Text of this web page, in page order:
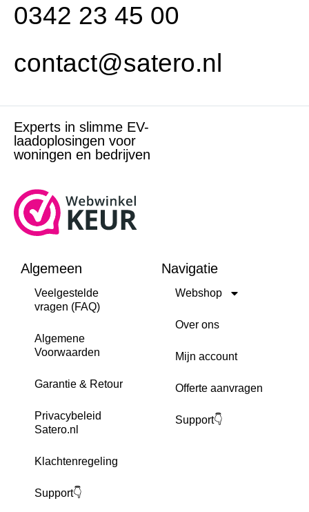
0342 23 45 00
contact@satero.nl
Experts in slimme EV-
laadoplosingen voor
woningen en bedrijven
Algemeen
Veelgestelde
vragen (FAQ)
Algemene
Voorwaarden
Garantie & Retour
Privacybeleid
Satero.nl
Klachtenregeling
Support👇
Navigatie
Webshop
Over ons
Mijn account
Offerte aanvragen
Support👇